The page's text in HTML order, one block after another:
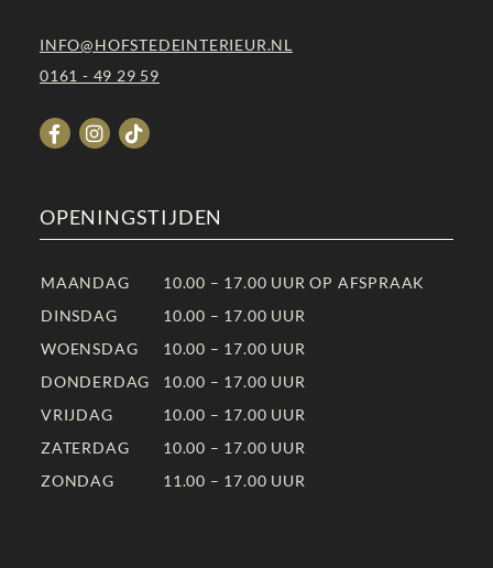
INFO@HOFSTEDEINTERIEUR.NL
0161 - 49 29 59
OPENINGSTIJDEN
MAANDAG
10.00 – 17.00 UUR OP AFSPRAAK
DINSDAG
10.00 – 17.00 UUR
WOENSDAG
10.00 – 17.00 UUR
DONDERDAG
10.00 – 17.00 UUR
VRIJDAG
10.00 – 17.00 UUR
ZATERDAG
10.00 – 17.00 UUR
ZONDAG
11.00 – 17.00 UUR